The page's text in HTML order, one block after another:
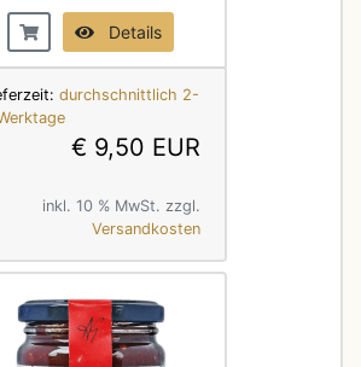
Details
durchschnittlich 2-
€ 9,50 EUR
inkl. 10 % MwSt. zzgl.
Versandkosten